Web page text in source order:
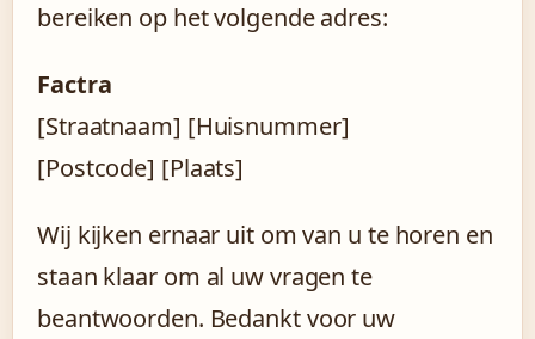
bereiken op het volgende adres:
Factra
[Straatnaam] [Huisnummer]
[Postcode] [Plaats]
Wij kijken ernaar uit om van u te horen en
staan klaar om al uw vragen te
beantwoorden. Bedankt voor uw